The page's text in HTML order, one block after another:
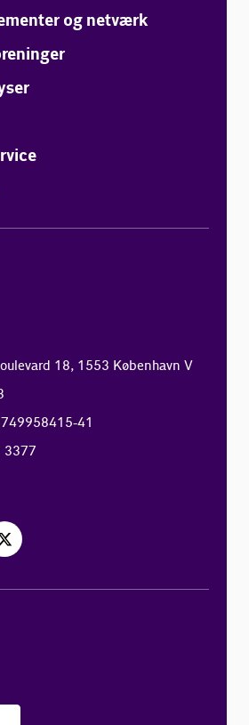
og netværk
18, 1553 København V
41
3377